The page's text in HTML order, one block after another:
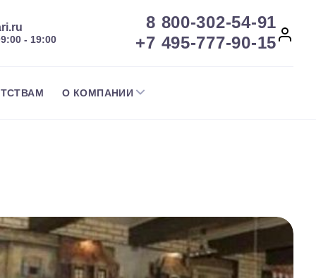
- 19:00
8 800-302-54-91
+7 495-777-90-15
О КОМПАНИИ